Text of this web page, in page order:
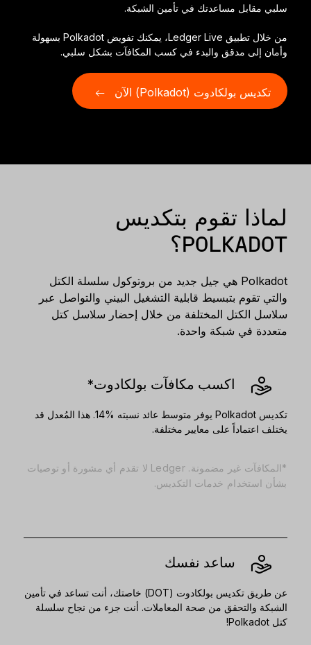
تسوق الكل
شاهد جميع المنتجات
مقارنة أجهزة توقيع Ledger
سلبي مقابل مساعدتك في تأمين الشبكة.
من خلال تطبيق Ledger Live، يمكنك تفويض Polkadot بسهولة
وأمان إلى مدقق والبدء في كسب المكافآت بشكل سلبي.
تكديس بولكادوت (Polkadot) الآن
لماذا تقوم بتكديس
POLKADOT؟
Polkadot هي جيل جديد من بروتوكول سلسلة الكتل
والتي تقوم بتبسيط قابلية التشغيل البيني والتواصل عبر
سلاسل الكتل المختلفة من خلال إحضار سلاسل كتل
متعددة في شبكة واحدة.
اكسب مكافآت بولكادوت*
تكديس Polkadot يوفر متوسط عائد نسبته %14. هذا المُعدل قد
يختلف اعتماداً على معايير مختلفة.
*المكافآت غير مضمونة. Ledger لا تقدم أي مشورة أو توصيات
بشأن استخدام خدمات التكديس.
ساعد نفسك
عن طريق تكديس بولكادوت (DOT) خاصتك، أنت تساعد في تأمين
الشبكة والتحقق من صحة المعاملات. أنت جزء من نجاح سلسلة
كتل Polkadot!